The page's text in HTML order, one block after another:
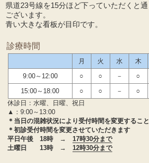
県道23号線を15分ほど下っていただくと
ございます。
青い大きな看板が目印です。
診療時間
月 火 水 木
9:00～12:00
○ ○ － ○
15:00～18:00
○ ○ － ○
休診日：水曜、日曜、祝日
▲：9:00～13:00
＊当日の混雑状況により受付時間を変更するこ
＊初診受付時間を変更させていただきます
平日午後 18時 → 17時30分まで
土曜日 13時 → 12時30分まで